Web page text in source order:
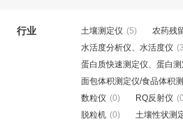
行业 土壤测定仪 (5) 农药残
水活度分析仪、水活度仪
蛋白质快速测定仪、蛋白测
面包体积测定仪/食品体积
数粒仪 (0) RQ反射仪
脱粒机 (0) 土壤性状测